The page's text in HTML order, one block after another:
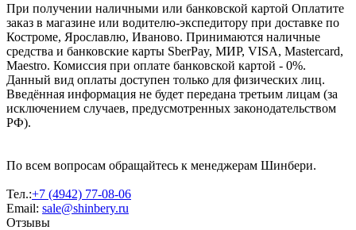
При получении наличными или банковской картой Оплатите
заказ в магазине или водителю-экспедитору при доставке по
Костроме, Ярославлю, Иваново. Принимаются наличные
средства и банковские карты SberPay, МИР, VISA, Mastercard,
Maestro. Комиссия при оплате банковской картой - 0%.
Данный вид оплаты доступен только для физических лиц.
Введённая информация не будет передана третьим лицам (за
исключением случаев, предусмотренных законодательством
РФ).
По всем вопросам обращайтесь к менеджерам Шинбери.
Тел.:+7 (4942) 77-08-06
Email: sale@shinbery.ru
Отзывы